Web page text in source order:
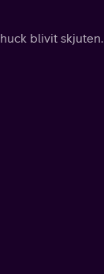
blivit skjuten.